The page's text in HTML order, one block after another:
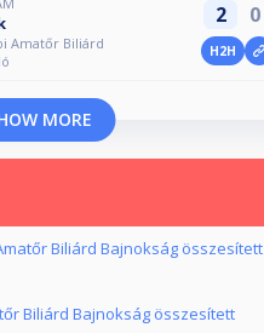
Amatőr Biliárd
2 0
H2H
MORE
Biliárd Bajnokság összesített
Biliárd Bajnokság összesített